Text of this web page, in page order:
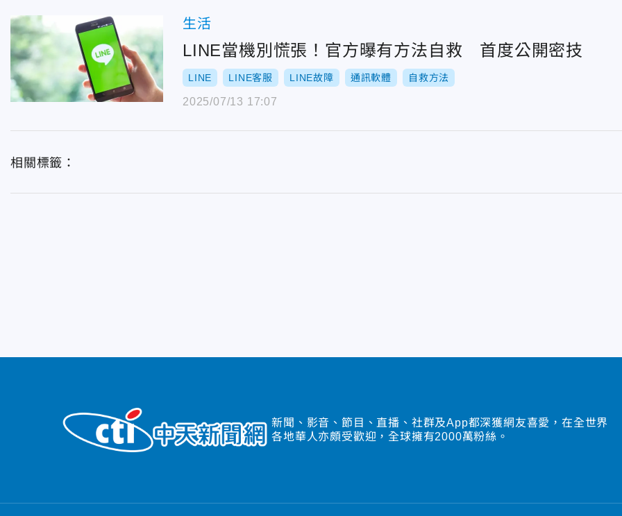
生活
LINE當機別慌張！官方曝有方法自救 首度公開密技
LINE LINE客服 LINE故障 通訊軟體 自救方法
2025/07/13 17:07
相關標籤：
新聞、影音、節目、直播、社群及App都深獲網友喜愛，在全世界
各地華人亦頗受歡迎，全球擁有2000萬粉絲。